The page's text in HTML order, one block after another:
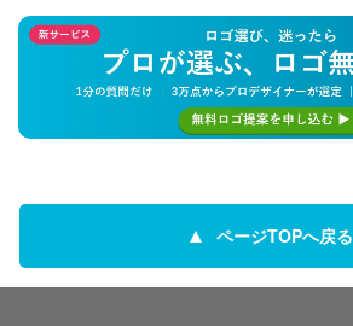
ページTOPへ戻る